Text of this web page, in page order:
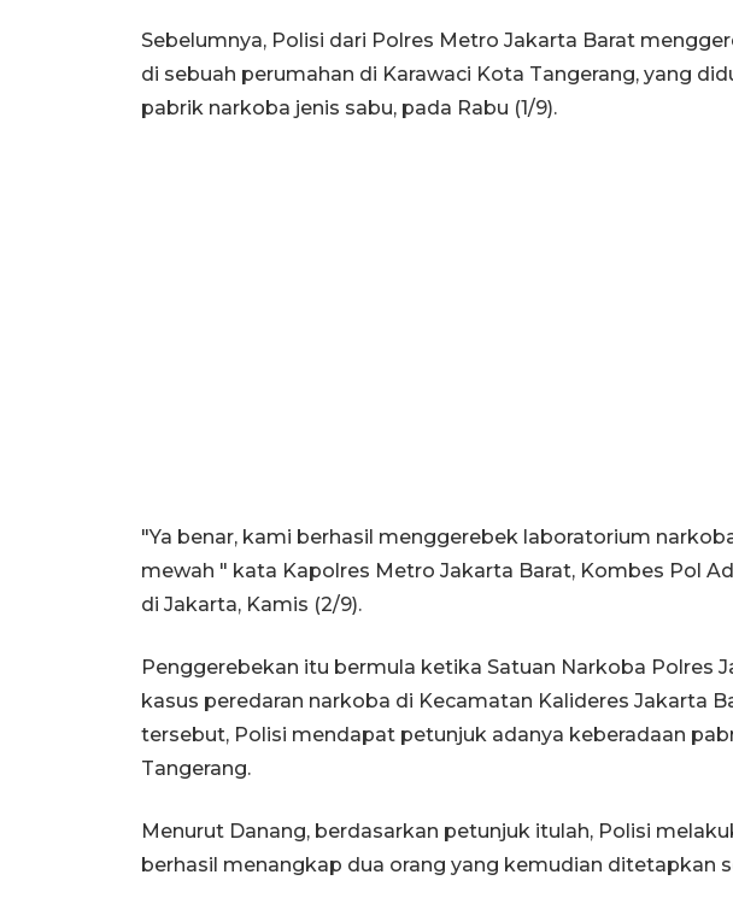
Sebelumnya, Polisi dari Polres Metro Jakarta Barat
di sebuah perumahan di Karawaci Kota Tangerang, yang
pabrik narkoba jenis sabu, pada Rabu (1/9).
"Ya benar, kami berhasil menggerebek laboratorium
mewah " kata Kapolres Metro Jakarta Barat, Kombes Pol
di Jakarta, Kamis (2/9).
Penggerebekan itu bermula ketika Satuan Narkoba Polres
kasus peredaran narkoba di Kecamatan Kalideres Jakarta
tersebut, Polisi mendapat petunjuk adanya keberadaan
Tangerang.
Menurut Danang, berdasarkan petunjuk itulah, Polisi
berhasil menangkap dua orang yang kemudian ditetapkan